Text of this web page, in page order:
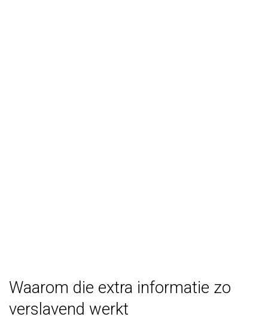
Waarom die extra informatie zo
verslavend werkt